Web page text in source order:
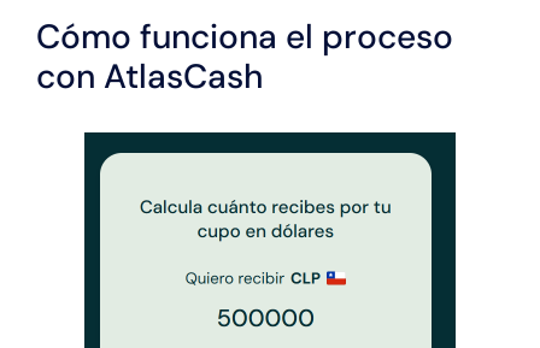
Cómo funciona el proceso
con AtlasCash